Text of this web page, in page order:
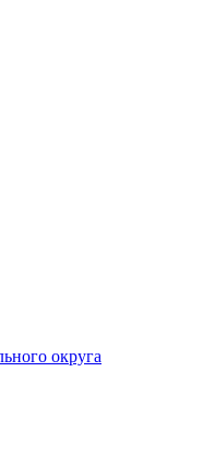
округа